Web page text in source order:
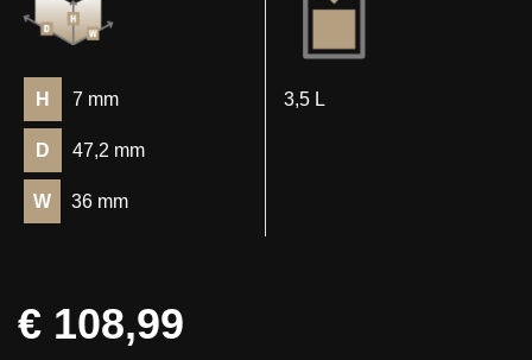
H 7 mm
D 47,2 mm
W 36 mm
3,5 L
€ 108,99